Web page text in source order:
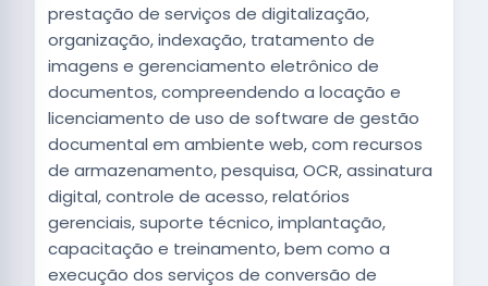
prestação de serviços de digitalização,
organização, indexação, tratamento de
imagens e gerenciamento eletrônico de
documentos, compreendendo a locação e
licenciamento de uso de software de gestão
documental em ambiente web, com recursos
de armazenamento, pesquisa, OCR, assinatura
digital, controle de acesso, relatórios
gerenciais, suporte técnico, implantação,
capacitação e treinamento, bem como a
execução dos serviços de conversão de